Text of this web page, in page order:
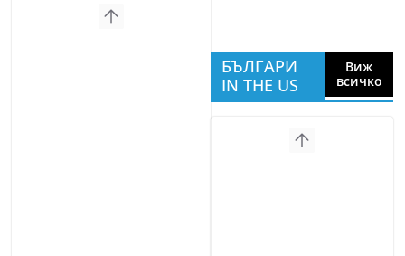
БЪЛГАРИ
IN THE US
Виж
всичко